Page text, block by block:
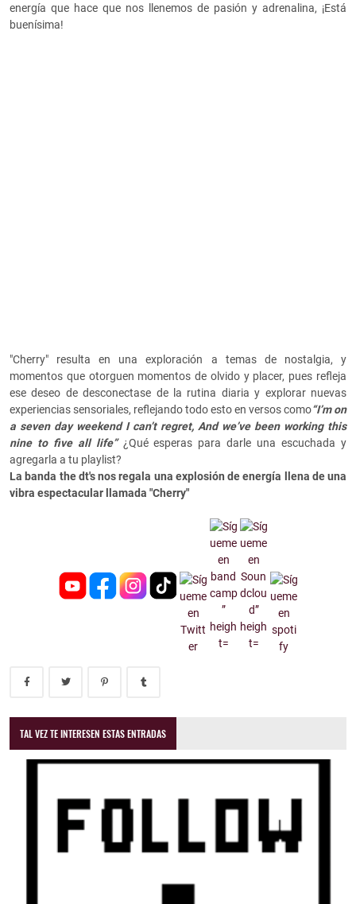
energía que hace que nos llenemos de pasión y adrenalina, ¡Está
buenísima!
"Cherry" resulta en una exploración a temas de nostalgia, y
momentos que otorguen momentos de olvido y placer, pues refleja
ese deseo de desconectase de la rutina diaria y explorar nuevas
experiencias sensoriales, reflejando todo esto en versos como“I’m on
a seven day weekend I can’t regret, And we’ve been working this
nine to five all life”¿Qué esperas para darle una escuchada y
agregarla a tu playlist?
La banda the dt's nos regala una explosión de energía llena de una
vibra espectacular llamada "Cherry"
TAL VEZ TE INTERESEN ESTAS ENTRADAS